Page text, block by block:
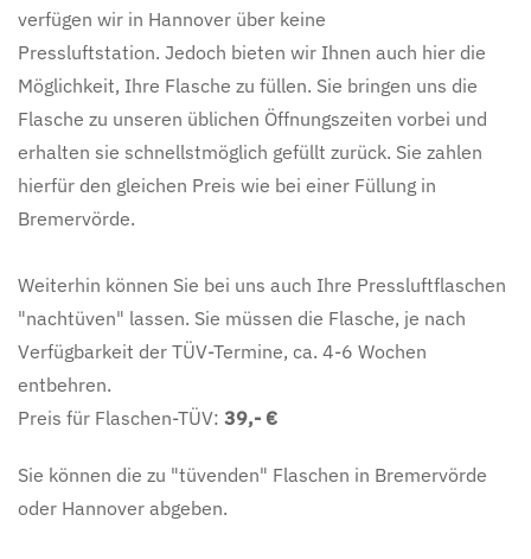
verfügen wir in Hannover über keine
Pressluftstation. Jedoch bieten wir Ihnen auch hier die
Möglichkeit, Ihre Flasche zu füllen. Sie bringen uns die
Flasche zu unseren üblichen Öffnungszeiten vorbei und
erhalten sie schnellstmöglich gefüllt zurück. Sie zahlen
hierfür den gleichen Preis wie bei einer Füllung in
Bremervörde.
Weiterhin können Sie bei uns auch Ihre Pressluftflaschen
"nachtüven" lassen. Sie müssen die Flasche, je nach
Verfügbarkeit der TÜV-Termine, ca. 4-6 Wochen
entbehren.
Preis für Flaschen-TÜV: 39,- €
Sie können die zu "tüvenden" Flaschen in Bremervörde
oder Hannover abgeben.